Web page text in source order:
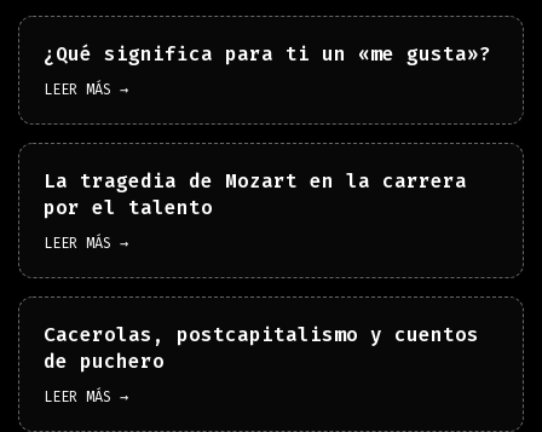
¿Qué significa para ti un «me gusta»?
LEER MÁS →
La tragedia de Mozart en la carrera
por el talento
LEER MÁS →
Cacerolas, postcapitalismo y cuentos
de puchero
LEER MÁS →